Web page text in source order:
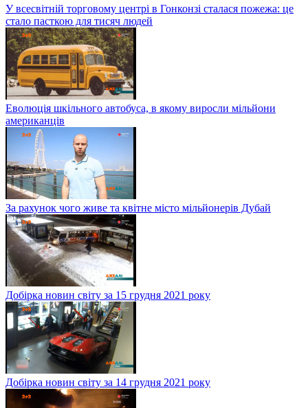
У всесвітній торговому центрі в Гонконзі сталася пожежа: це
стало пасткою для тисяч людей
Еволюція шкільного автобуса, в якому виросли мільйони
американців
За рахунок чого живе та квітне місто мільйонерів Дубай
Добірка новин світу за 15 грудня 2021 року
Добірка новин світу за 14 грудня 2021 року